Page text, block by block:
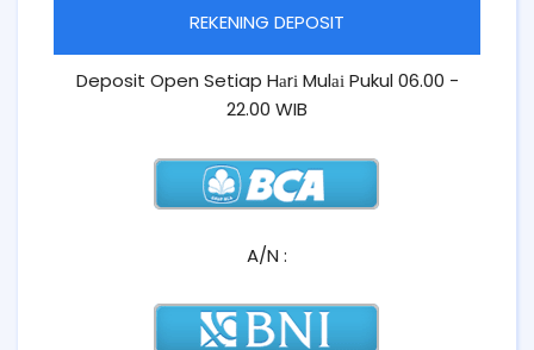
REKENING DEPOSIT
Deposit Open Setiap Hаrі Mulаі Pukul 06.00 -
22.00 WIB
A/N :